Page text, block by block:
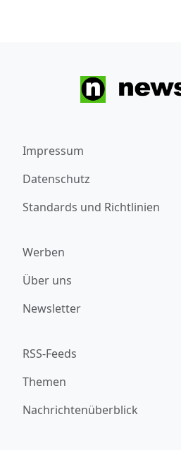
Impressum
Datenschutz
Standards und Richtlinien
Werben
Über uns
Newsletter
RSS-Feeds
Themen
Nachrichtenüberblick